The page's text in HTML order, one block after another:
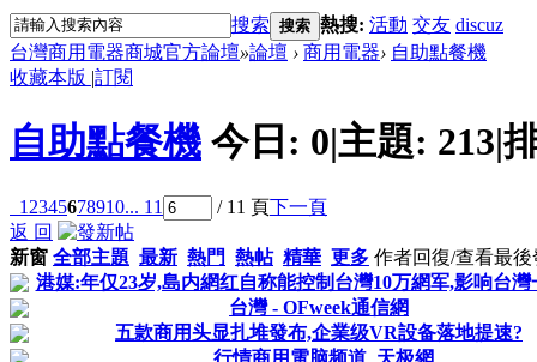
搜索 搜索 熱搜: 活動 交友 discuz
台灣商用電器商城官方論壇»論壇 › 商用電器› 自助點餐機
收藏本版 |訂閱
自助點餐機 今日: 0|主題: 213|
1 2345678910... 11 / 11 頁下一頁
返 回
新窗 全部主題 最新 熱門 熱帖 精華 更多 作者回復/查看最後
港媒:年仅23岁,島内網红自称能控制台灣10万網军,影响台灣
台灣 - OFweek通信網
五款商用头显扎堆發布,企業级VR設备落地提速?
_行情商用電脑频道_天极網